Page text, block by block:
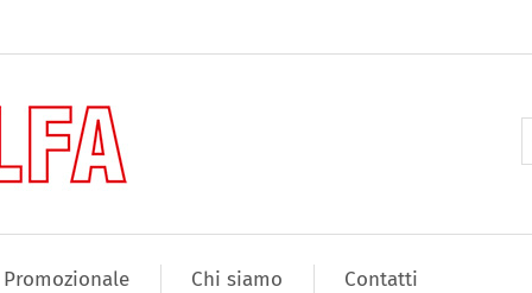
Promozionale Chi siamo Contatti